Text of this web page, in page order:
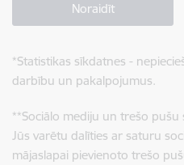
Noraidīt
*Statistikas sīkdatnes -
darbību un pakalpojumus.
**Sociālo mediju un trešo pušu
Jūs varētu dalīties ar saturu
mājaslapai pievienoto trešo